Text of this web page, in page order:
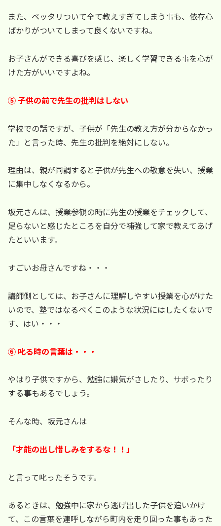
また、ベッタリついて全て教えすぎてしまう事も、依存心
ばかりがついてしまって良くないですね。
お子さんができる喜びを感じ、楽しく学習できる事を心が
けた方がいいですよね。
⑤ 子供の前で先生の批判はしない
学校での話ですが、子供が「先生の教え方が分からなかっ
た」と言った時、先生の批判を絶対にしない。
理由は、親が同調すると子供が先生への敬意を失い、授業
に集中しなくなるから。
坂元さんは、授業参観の時に先生の授業をチェックして、
足らないと感じたところを自分で補強して家で教えてあげ
たといいます。
すごいお母さんですね・・・
講師側としては、お子さんに理解しやすい授業を心がけた
いので、塾ではなるべくこのような状況にはしたくないで
す、はい・・・
⑥ 叱る時の言葉は・・・
やはり子供ですから、勉強に嫌気がさしたり、サボったり
する事もあるでしょう。
そんな時、坂元さんは
「才能の出し惜しみをするな！！」
と言って叱ったそうです。
あるときは、勉強中に家から逃げ出した子供を追いかけ
て、この言葉を連呼しながら町内を走り回った事もあった